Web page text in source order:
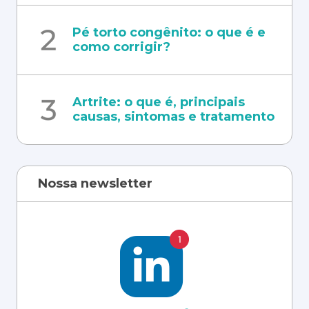
Pé torto congênito: o que é e
como corrigir?
Artrite: o que é, principais
causas, sintomas e tratamento
Nossa newsletter